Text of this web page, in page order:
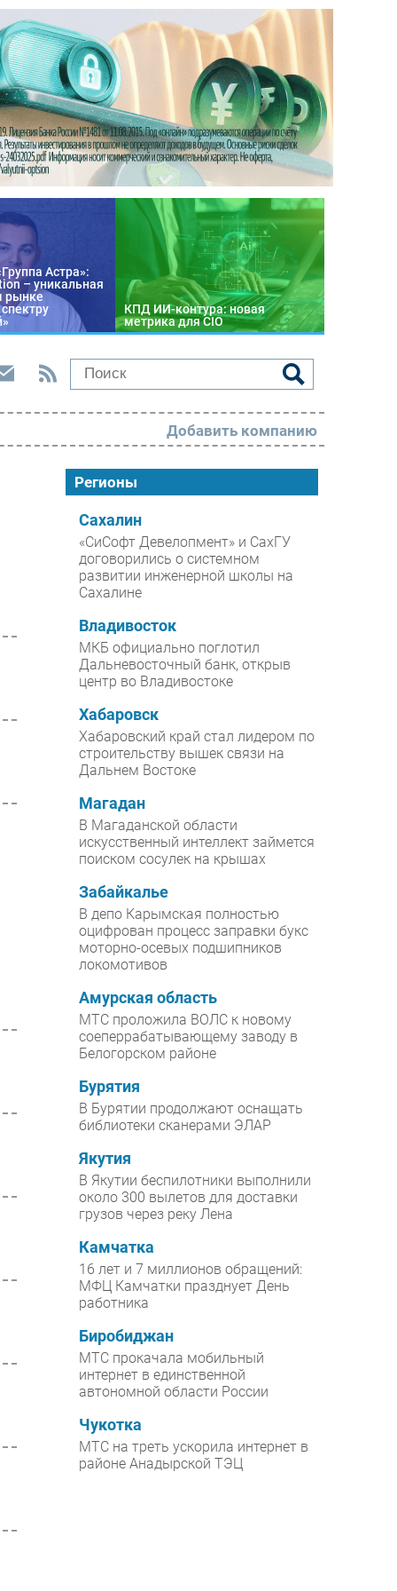
Астра»:
– уникальная
рынке
КПД ИИ-контура: новая
метрика для CIO
РАЗДЕЛЫ
Новости
Аналитика
Интервью
Проекты
IT класс
Каталог компаний
Добавить компанию
Регионы
Сахалин
«СиСофт Девелопмент» и СахГУ
договорились о системном
развитии инженерной школы на
Сахалине
Владивосток
МКБ официально поглотил
Дальневосточный банк, открыв
центр во Владивостоке
Хабаровск
Хабаровский край стал лидером по
строительству вышек связи на
Дальнем Востоке
Магадан
В Магаданской области
искусственный интеллект займется
поиском сосулек на крышах
Забайкалье
В депо Карымская полностью
оцифрован процесс заправки букс
моторно-осевых подшипников
локомотивов
Амурская область
МТС проложила ВОЛС к новому
соеперрабатывающему заводу в
Белогорском районе
Бурятия
В Бурятии продолжают оснащать
библиотеки сканерами ЭЛАР
Якутия
В Якутии беспилотники выполнили
около 300 вылетов для доставки
грузов через реку Лена
Камчатка
16 лет и 7 миллионов обращений:
МФЦ Камчатки празднует День
работника
Биробиджан
МТС прокачала мобильный
интернет в единственной
автономной области России
Чукотка
МТС на треть ускорила интернет в
районе Анадырской ТЭЦ